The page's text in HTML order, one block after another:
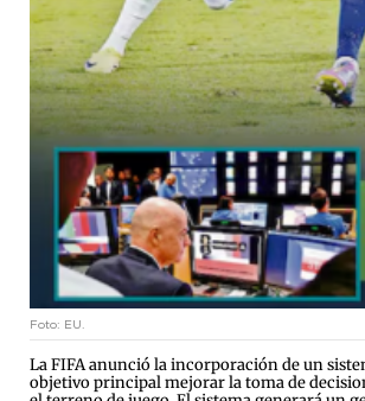
Foto: EU.
La FIFA anunció la incorporación de un
objetivo principal mejorar la toma de